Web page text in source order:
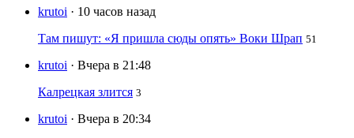
krutoi · 10 часов назад
Там пишут: «Я пришла сюды опять» Воки Шрап 51
krutoi · Вчера в 21:48
Калрецкая злится 3
krutoi · Вчера в 20:34